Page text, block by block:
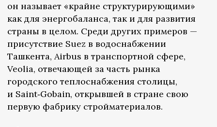
он называет «крайне структурирующими»
как для энергобаланса, так и для развития
страны в целом. Среди других примеров —
присутствие Suez в водоснабжении
Ташкента, Airbus в транспортной сфере,
Veolia, отвечающей за часть рынка
городского теплоснабжения столицы,
и Saint‑Gobain, открывшей в стране свою
первую фабрику стройматериалов.